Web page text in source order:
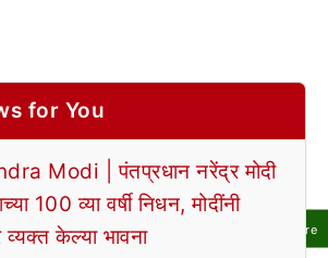
Share
for You
Modi | पंतप्रधान नरेंद्र मोदी
100 व्या वर्षी निधन, मोदींनी
व्यक्त केल्या भावना